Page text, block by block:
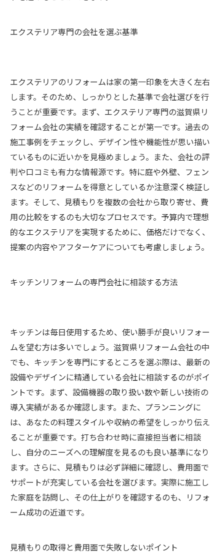
エクステリア専門の会社を選ぶ基準
エクステリアのリフォームは家の第一印象を大きく左右
します。そのため、しっかりとした基準で会社選びを行
うことが重要です。まず、エクステリア専門の滋賀県リ
フォーム会社の実績を確認することが第一です。過去の
施工事例をチェックし、デザイン性や機能性が思い描い
ているものに近いかを見極めましょう。また、会社の評
判や口コミも有力な情報源です。特に庭や外壁、フェン
スなどのリフォームを得意としているか注意深く検証し
ます。そして、見積もりを複数の会社から取り寄せ、費
用の比較をするのも大切なプロセスです。予算内で理想
的なエクステリアを実現するために、価格だけでなく、
提案の内容やアフターケアについても考慮しましょう。
キッチンリフォームの専門会社に相談する方法
キッチンは毎日使用するため、使い勝手が良いリフォー
ムを望む方は多いでしょう。滋賀県リフォーム会社の中
でも、キッチンを専門にするところを選ぶ際は、最新の
設備やデザインに精通している会社に相談するのがポイ
ントです。まず、設備機器の取り扱い数や新しい技術の
導入実績があるか確認します。また、プランニングに
は、あなたの料理スタイルや収納の希望をしっかり伝え
ることが重要です。打ち合わせ時に直接担当者に相談
し、自分のニーズへの理解度を見るのも良い基準になり
ます。さらに、見積もりは必ず詳細に確認し、費用面で
サポートが充実している会社を選びます。実際に施工し
た家庭を訪問し、その仕上がりを確認するのも、リフォ
ーム成功の近道です。
見積もりの取得と費用面で失敗しないポイント